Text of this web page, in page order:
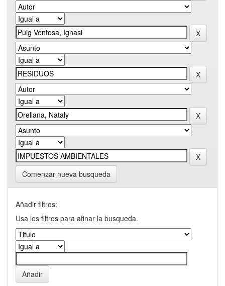
Comenzar nueva busqueda
Añadir filtros:
Usa los filtros para afinar la busqueda.